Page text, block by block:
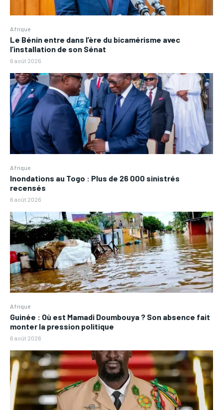
Afrique
Le Bénin entre dans l’ère du bicamérisme avec
l’installation de son Sénat
6 août 2026
Afrique
Inondations au Togo : Plus de 26 000 sinistrés
recensés
6 août 2026
Afrique
Guinée : Où est Mamadi Doumbouya ? Son absence fait
monter la pression politique
6 août 2026